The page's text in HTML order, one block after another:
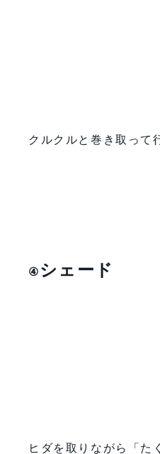
クルクルと巻き取って
④ シェード
ヒダを取りながら「た